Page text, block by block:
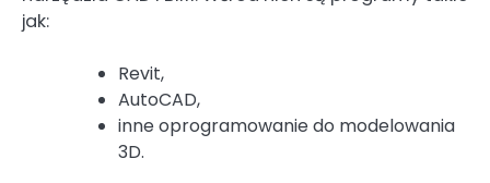
jak:
Revit,
AutoCAD,
inne oprogramowanie do modelowania
3D.